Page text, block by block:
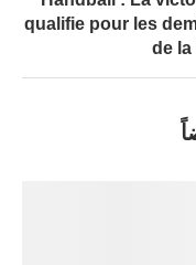
qualifie pour les
de